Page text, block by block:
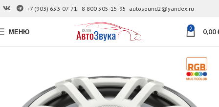
+7 (903) 653-07-71 8 800 505-15-95 autosound2@yandex.ru
МЕНЮ 0 0,00